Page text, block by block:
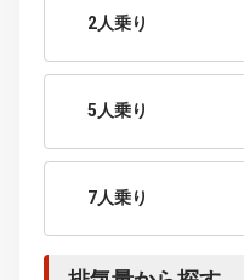
5〜10万km
乗車定員から探す
2人乗り